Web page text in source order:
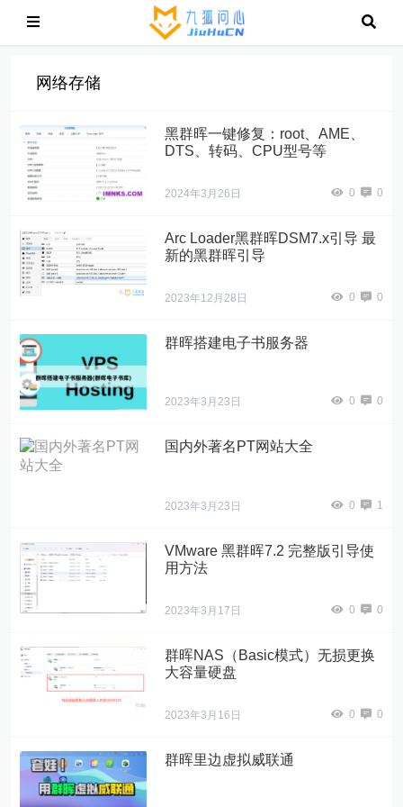
网络存储
黑群晖一键修复：root、AME、
DTS、转码、CPU型号等
2024年3月26日 0 0
Arc Loader黑群晖DSM7.x引导 最
新的黑群晖引导
2023年12月28日 0 0
群晖搭建电子书服务器
2023年3月23日 0 0
国内外著名PT网站大全
2023年3月23日 0 1
VMware 黑群晖7.2 完整版引导使
用方法
2023年3月17日 0 0
群晖NAS（Basic模式）无损更换
大容量硬盘
2023年3月16日 0 0
群晖里边虚拟威联通